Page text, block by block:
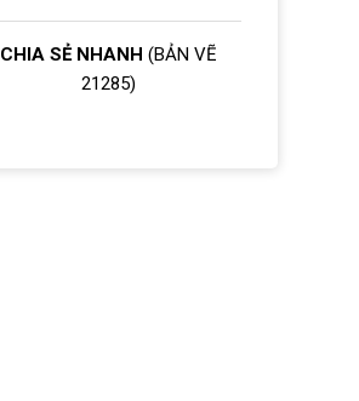
CHIA SẺ NHANH (BẢN VẼ
21285)